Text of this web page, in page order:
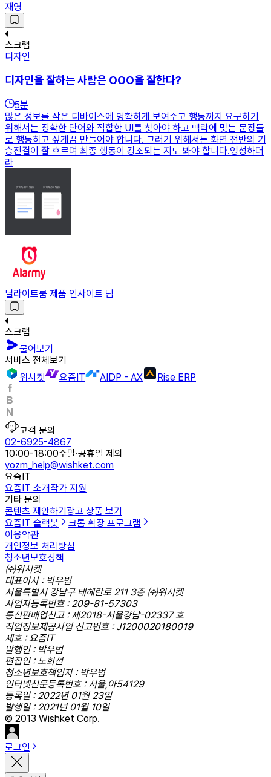
재영
스크랩
디자인
디자인을 잘하는 사람은 OOO을 잘한다?
5분
많은 정보를 작은 디바이스에 명확하게 보여주고 행동까지 요구하기
위해서는 정확한 단어와 적합한 UI를 찾아야 하고 맥락에 맞는 문장들
로 행동하고 싶게끔 만들어야 합니다. 그러기 위해서는 화면 전반의 기
승전결이 잘 흐르며 최종 행동이 강조되는 지도 봐야 합니다.엉성하더
라
딜라이트룸 제품 인사이트 팀
스크랩
물어보기
서비스 전체보기
위시켓
요즘IT AIDP - AX Rise ERP
고객 문의
02-6925-4867
10:00-18:00주말·공휴일 제외
yozm_help@wishket.com
요즘IT
요즘IT 소개작가 지원
기타 문의
콘텐츠 제안하기 광고 상품 보기
요즘IT 슬랙봇
크롬 확장 프로그램
이용약관
개인정보 처리방침
청소년보호정책
㈜위시켓
대표이사 : 박우범
서울특별시 강남구 테헤란로 211 3층 ㈜위시켓
사업자등록번호 : 209-81-57303
통신판매업신고 : 제2018-서울강남-02337 호
직업정보제공사업 신고번호 : J1200020180019
제호 : 요즘IT
발행인 : 박우범
편집인 : 노희선
청소년보호책임자 : 박우범
인터넷신문등록번호 : 서울,아54129
등록일 : 2022년 01월 23일
발행일 : 2021년 01월 10일
© 2013 Wishket Corp.
로그인